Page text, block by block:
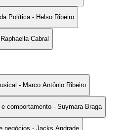
Política - Helso Ribeiro
Cabral
- Marco Antônio Ribeiro
e comportamento - Suymara Braga
negócios - Jacks Andrade